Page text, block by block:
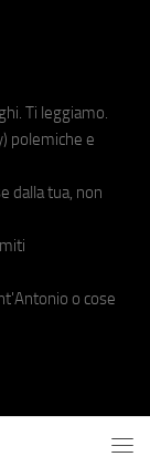
Ti leggiamo.
polemiche e
dalla tua, non
o cose